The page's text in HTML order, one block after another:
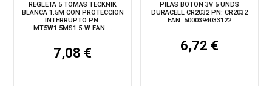
REGLETA 5 TOMAS TECKNIK
BLANCA 1.5M CON PROTECCION
INTERRUPTO PN:
MT5W1.5MS1.5-W EAN:...
7,08 €
PILAS BOTON 3V 5 UNDS
DURACELL CR2032 PN: CR2032
EAN: 5000394033122
6,72 €